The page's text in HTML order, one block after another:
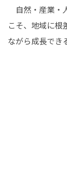
自然・産業・
こそ、地域に根
ながら成長でき